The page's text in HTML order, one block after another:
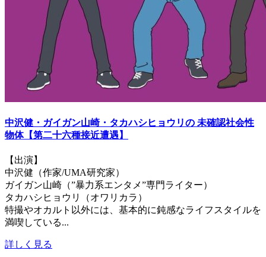
中沢健・ガイガン山崎・タカハシヒョウリの 未確認社会性
物体【第二十六種接近遭遇】
【出演】
中沢健（作家/UMA研究家）
ガイガン山崎（”暴力系エンタメ”専門ライター）
タカハシヒョウリ（オワリカラ）
特撮やオカルト以外には、基本的に鈍感なライフスタイルを
満喫している...
詳しく見る